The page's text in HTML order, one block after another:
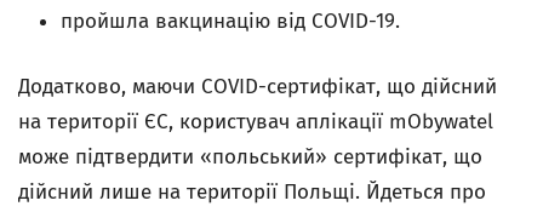
пройшла вакцинацію від COVID-19.
Додатково, маючи COVID-сертифікат, що дійсний
на території ЄС, користувач аплікації mObywatel
може підтвердити «польський» сертифікат, що
дійсний лише на території Польщі. Йдеться про